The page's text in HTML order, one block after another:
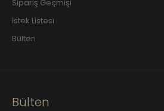
Sipariş Geçmişi
İstek Listesi
Bülten
Bülten